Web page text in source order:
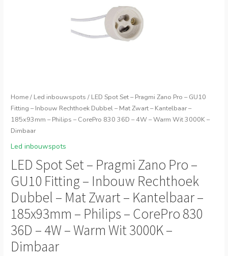
Home/ Led inbouwspots / LED Spot Set – Pragmi Zano Pro – GU10
Fitting – Inbouw Rechthoek Dubbel – Mat Zwart – Kantelbaar –
185x93mm – Philips – CorePro 830 36D – 4W – Warm Wit 3000K –
Dimbaar
Led inbouwspots
LED Spot Set – Pragmi Zano Pro –
GU10 Fitting – Inbouw Rechthoek
Dubbel – Mat Zwart – Kantelbaar –
185x93mm – Philips – CorePro 830
36D – 4W – Warm Wit 3000K –
Dimbaar